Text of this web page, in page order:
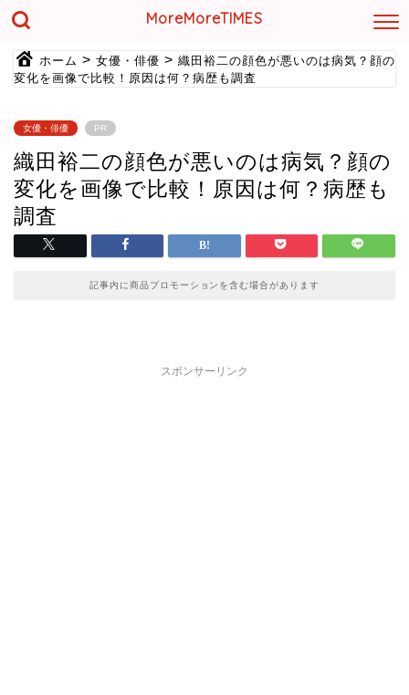
MoreMoreTIMES
ホーム > 女優・俳優 > 織田裕二の顔色が悪いのは病気？顔の
変化を画像で比較！原因は何？病歴も調査
女優・俳優 PR
織田裕二の顔色が悪いのは病気？顔の
変化を画像で比較！原因は何？病歴も
調査
記事内に商品プロモーションを含む場合があります
スポンサーリンク